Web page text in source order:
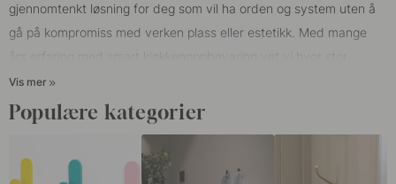
gjennomtenkt løsning for deg som vil ha orden og system uten å
gå på kompromiss med verken plass eller estetikk. Med mange
forskjell en godt plassert kjøkkenstang kan gjøre. Enten du velger
en klassisk stang i
messing
for en varm og elegant følelse, eller en
som glir naturlig inn i et skandinavisk kjøkken, skaper du både
Vis mer
Populære kategorier